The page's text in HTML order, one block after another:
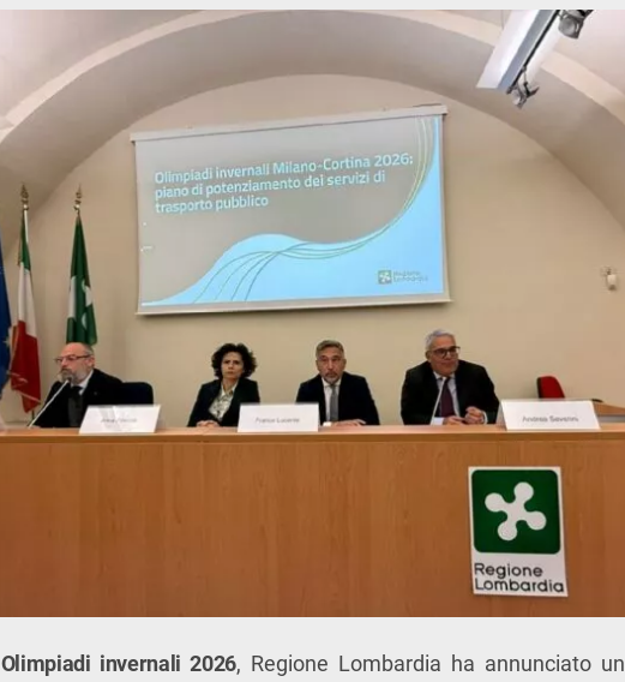
Olimpiadi invernali 2026, Regione Lombardia ha annunciato un